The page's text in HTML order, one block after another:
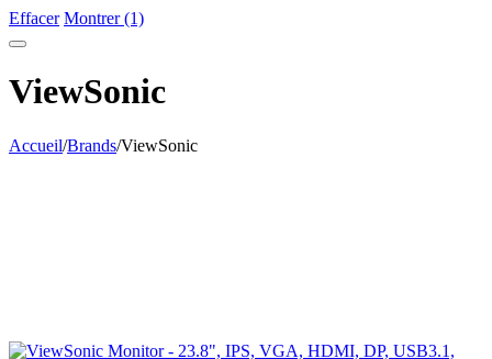
Effacer Montrer (1)
ViewSonic
Accueil/Brands/ViewSonic